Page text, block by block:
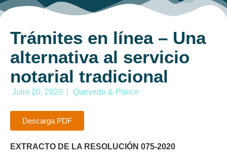
Trámites en línea – Una
alternativa al servicio
notarial tradicional
Julio 20, 2020 Quevedo & Ponce
Descarga PDF
EXTRACTO DE LA RESOLUCIÓN 075-2020